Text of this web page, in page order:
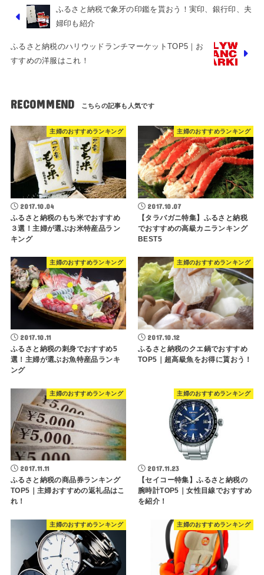
ふるさと納税で象牙の印鑑を貰おう！実印、銀行印、夫
婦印も紹介
ふるさと納税のハリウッドランチマーケットTOP5｜お
すすめの洋服はこれ！
RECOMMEND
主婦のおすすめランキング
2017.10.04
ふるさと納税のもち米でおすすめ
３選！主婦が選ぶお米特産品ラン
キング
主婦のおすすめランキング
2017.10.07
【タラバガニ特集】ふるさと納税
でおすすめの高級カニランキング
BEST5
主婦のおすすめランキング
2017.10.11
ふるさと納税の刺身でおすすめ5
選！主婦が選ぶお魚特産品ランキ
ング
主婦のおすすめランキング
2017.10.12
ふるさと納税のクエ鍋でおすすめ
TOP5｜超高級魚をお得に貰おう！
主婦のおすすめランキング
2017.11.11
ふるさと納税の商品券ランキング
TOP5｜主婦おすすめの返礼品はこ
れ！
主婦のおすすめランキング
2017.11.23
【セイコー特集】ふるさと納税の
腕時計TOP5｜女性目線でおすすめ
を紹介！
主婦のおすすめランキング 主婦のおすすめランキング